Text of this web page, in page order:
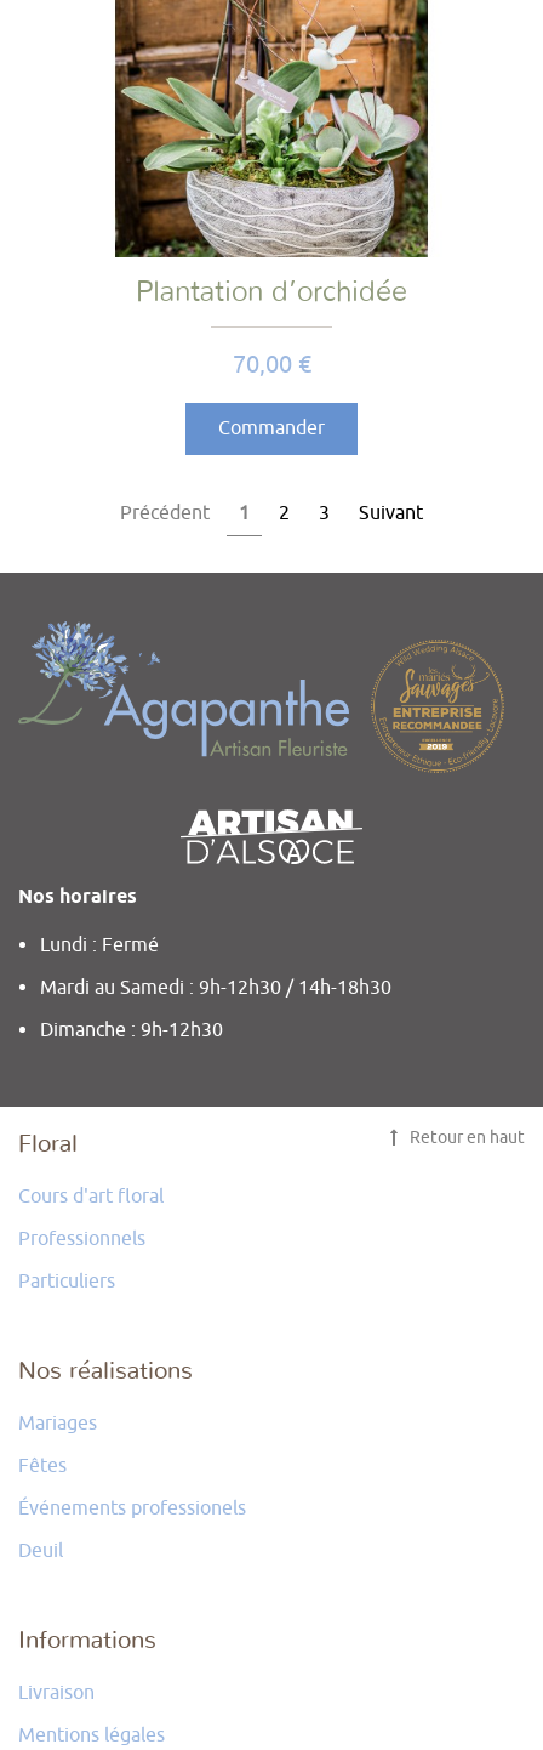
Plantation d’orchidée
Prix
70,00 €
Commander
Précédent 1 2 3 Suivant
Nos horaires
Lundi : Fermé
Mardi au Samedi : 9h-12h30 / 14h-18h30
Dimanche : 9h-12h30
Floral
Cours d'art floral
Professionnels
Particuliers
Nos réalisations
Mariages
Fêtes
Événements professionels
Deuil
Informations
Livraison
Mentions légales
Retour en haut